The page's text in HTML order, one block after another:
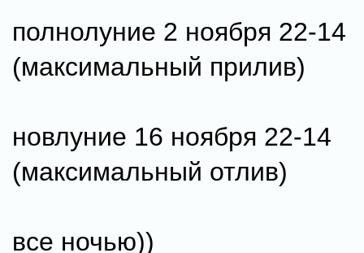
полнолуние 2 ноября 22-14
(максимальный прилив)
новлуние 16 ноября 22-14
(максимальный отлив)
все ночью))